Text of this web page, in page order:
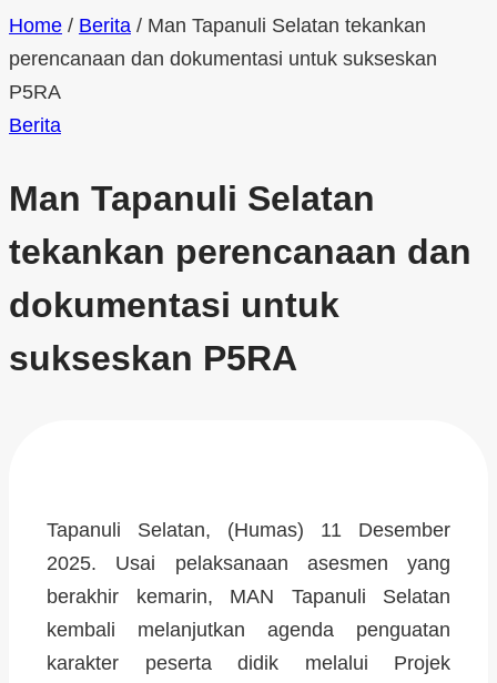
Home / Berita / Man Tapanuli Selatan tekankan
perencanaan dan dokumentasi untuk sukseskan
P5RA
Berita
Man Tapanuli Selatan
tekankan perencanaan dan
dokumentasi untuk
sukseskan P5RA
Tapanuli Selatan, (Humas) 11 Desember
2025. Usai pelaksanaan asesmen yang
berakhir kemarin, MAN Tapanuli Selatan
kembali melanjutkan agenda penguatan
karakter peserta didik melalui Projek